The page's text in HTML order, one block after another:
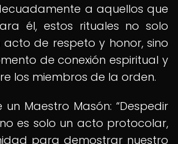
a aquellos que
él, estos rituales no solo
acto de respeto y honor, sino
de conexión espiritual y
los miembros de la orden.
Maestro Masón: Despedir
es solo un acto protocolar,
para demostrar nuestro